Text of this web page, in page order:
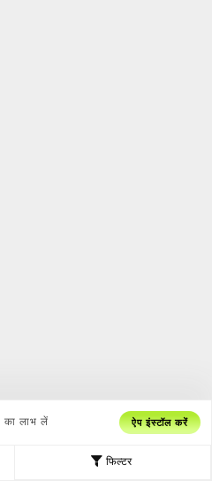
फिल्टर
का लाभ लें ऐप इंस्टॉल करें